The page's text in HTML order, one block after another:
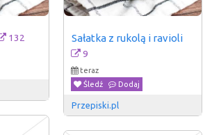
132 Sałatka z rukolą i ravioli
9
teraz
Śledź
Dodaj
Przepiski.pl